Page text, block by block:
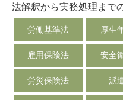
法解釈から実務処理まで
労働基準法 厚生
雇用保険法 安全
労災保険法 派